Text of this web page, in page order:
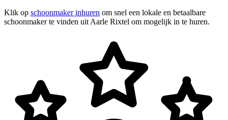
Klik op schoonmaker inhuren om snel een lokale en betaalbare
schoonmaker te vinden uit Aarle Rixtel om mogelijk in te huren.